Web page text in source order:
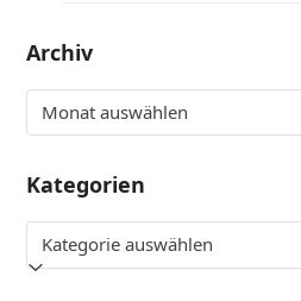
Archiv
Archiv
Kategorien
Kategorien